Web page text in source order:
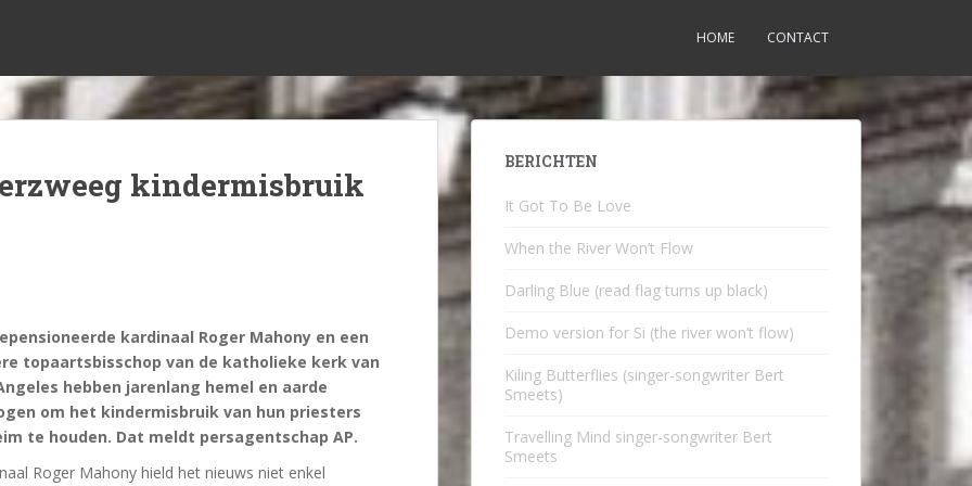
HOME CONTACT
kindermisbruik
kardinaal Roger Mahony en een
topaartsbisschop van de katholieke kerk van
hebben jarenlang hemel en aarde
om het kindermisbruik van hun priesters
te houden. Dat meldt persagentschap AP.
Roger Mahony hield het nieuws niet enkel
BERICHTEN
It Got To Be Love
When the River Won’t Flow
Darling Blue (read flag turns up black)
Demo version for Si (the river won’t flow)
Kiling Butterflies (singer-songwriter Bert
Smeets)
Travelling Mind singer-songwriter Bert
Smeets